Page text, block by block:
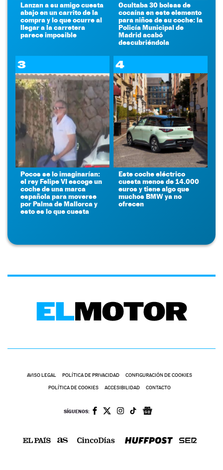
Lanzan a su amigo cuesta
abajo en un carrito de la
compra y lo que ocurre al
llegar a la carretera
parece imposible
Ocultaba 30 bolsas de
cocaína en este elemento
para niños de su coche: la
Policía Municipal de
Madrid acabó
descubriéndola
3
Pocos se lo imaginarían:
el rey Felipe VI escoge un
coche de una marca
española para moverse
por Palma de Mallorca y
esto es lo que cuesta
4
Este coche eléctrico
cuesta menos de 14.000
euros y tiene algo que
muchos BMW ya no
ofrecen
AVISO LEGAL POLÍTICA DE PRIVACIDAD CONFIGURACIÓN DE COOKIES
POLÍTICA DE COOKIES ACCESIBILIDAD CONTACTO
SÍGUENOS: